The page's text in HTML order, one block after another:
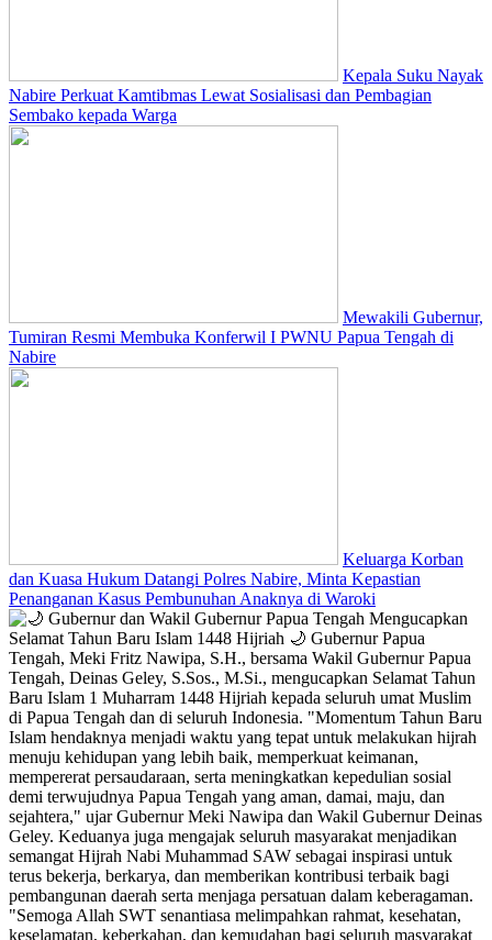
Kepala Suku Nayak
Nabire Perkuat Kamtibmas Lewat Sosialisasi dan Pembagian
Sembako kepada Warga
Mewakili Gubernur,
Tumiran Resmi Membuka Konferwil I PWNU Papua Tengah di
Nabire
Keluarga Korban
dan Kuasa Hukum Datangi Polres Nabire, Minta Kepastian
Penanganan Kasus Pembunuhan Anaknya di Waroki